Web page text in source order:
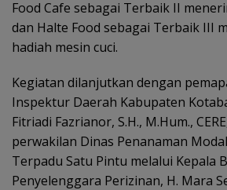
Food Cafe sebagai Terbaik II
dan Halte Food sebagai Terbaik III
hadiah mesin cuci.
Kegiatan dilanjutkan dengan
Inspektur Daerah Kabupaten
Fitriadi Fazrianor, S.H., M.Hum.,
perwakilan Dinas Penanaman
Terpadu Satu Pintu melalui Kepala
Penyelenggara Perizinan, H. Mara